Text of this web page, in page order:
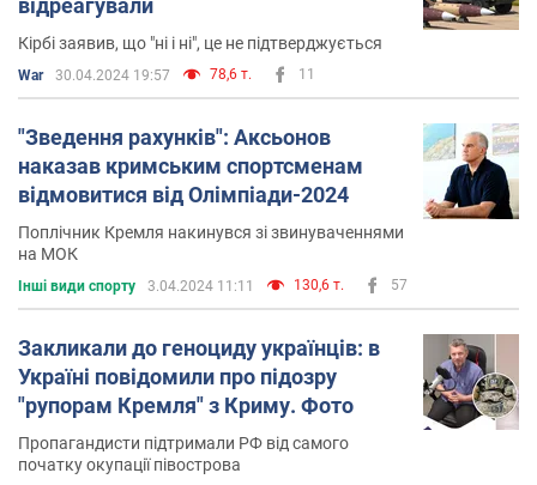
відреагували
Кірбі заявив, що "ні і ні", це не підтверджується
War 30.04.2024 19:57 78,6 т. 11
"Зведення рахунків": Аксьонов
наказав кримським спортсменам
відмовитися від Олімпіади-2024
Поплічник Кремля накинувся зі звинуваченнями
на МОК
Інші види спорту 3.04.2024 11:11 130,6 т. 57
Закликали до геноциду українців: в
Україні повідомили про підозру
"рупорам Кремля" з Криму. Фото
Пропагандисти підтримали РФ від самого
початку окупації півострова